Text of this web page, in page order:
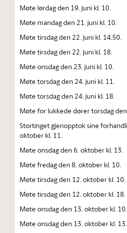
Møte lørdag den 19. juni kl. 10.
Møte mandag den 21. juni kl. 10.
Møte tirsdag den 22. juni kl. 14.50.
Møte tirsdag den 22. juni kl. 18.
Møte onsdag den 23. juni kl. 10.
Møte torsdag den 24. juni kl. 11.
Møte torsdag den 24. juni kl. 18.
Møte for lukkede dører torsdag den
Stortinget gjenopptok sine
oktober kl. 11.
Møte onsdag den 6. oktober kl. 13.
Møte fredag den 8. oktober kl. 10.
Møte tirsdag den 12. oktober kl. 10.
Møte tirsdag den 12. oktober kl. 18.
Møte onsdag den 13. oktober kl. 10.
Møte onsdag den 13. oktober kl. 13.